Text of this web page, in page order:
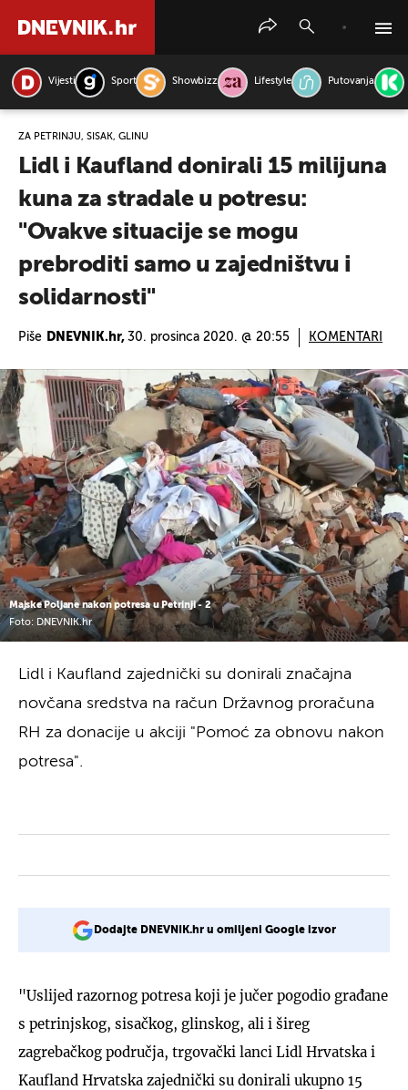
Vijesti Sport Showbizz Lifestyle Putovanja
ZA PETRINJU, SISAK, GLINU
Lidl i Kaufland donirali 15 milijuna
kuna za stradale u potresu:
"Ovakve situacije se mogu
prebroditi samo u zajedništvu i
solidarnosti"
Piše DNEVNIK.hr, 30. prosinca 2020. @ 20:55 KOMENTARI
Majske Poljane nakon potresa u Petrinji - 2
Foto: DNEVNIK.hr
Lidl i Kaufland zajednički su donirali značajna
novčana sredstva na račun Državnog proračuna
RH za donacije u akciji "Pomoć za obnovu nakon
potresa".
Dodajte DNEVNIK.hr u omiljeni Google izvor
"Uslijed razornog potresa koji je jučer pogodio građane
s petrinjskog, sisačkog, glinskog, ali i šireg
zagrebačkog područja, trgovački lanci Lidl Hrvatska i
Kaufland Hrvatska zajednički su donirali ukupno 15
PRETRAŽITE VIJESTI